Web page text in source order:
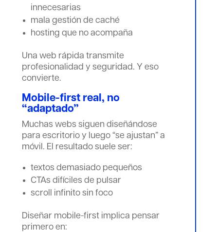
innecesarias
mala gestión de caché
hosting que no acompaña
Una web rápida transmite
profesionalidad y seguridad. Y eso
convierte.
Mobile-first real, no
“adaptado”
Muchas webs siguen diseñándose
para escritorio y luego “se ajustan” a
móvil. El resultado suele ser:
textos demasiado pequeños
CTAs difíciles de pulsar
scroll infinito sin foco
Diseñar mobile-first implica pensar
primero en: